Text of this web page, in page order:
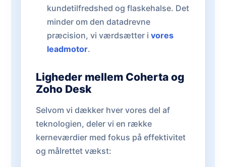
kundetilfredshed og flaskehalse. Det
minder om den datadrevne
præcision, vi værdsætter i vores
leadmotor.
Ligheder mellem Coherta og
Zoho Desk
Selvom vi dækker hver vores del af
teknologien, deler vi en række
kerneværdier med fokus på effektivitet
og målrettet vækst: